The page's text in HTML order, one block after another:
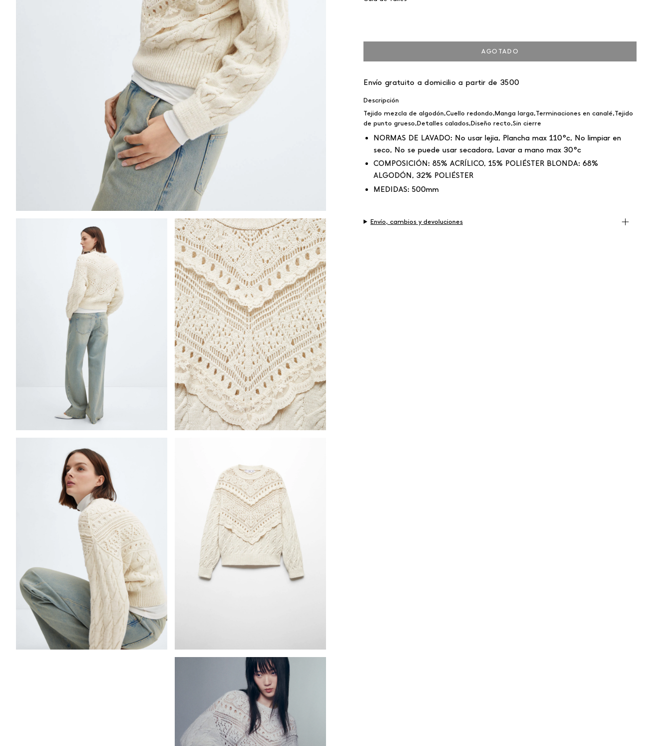
AGOTADO
Envío gratuito a domicilio a partir de 3500
Descripción
Tejido mezcla de algodón,Cuello redondo,Manga larga,Terminaciones en canalé,Tejido
de punto grueso,Detalles calados,Diseño recto,Sin cierre
NORMAS DE LAVADO: No usar lejia, Plancha max 110°c, No limpiar en
seco, No se puede usar secadora, Lavar a mano max 30°c
COMPOSICIÓN: 85% ACRÍLICO, 15% POLIÉSTER BLONDA: 68%
ALGODÓN, 32% POLIÉSTER
MEDIDAS: 500mm
Envío, cambios y devoluciones